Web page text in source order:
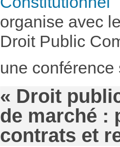
organise avec
Droit Public
une conférence
« Droit
de marché :
contrats et